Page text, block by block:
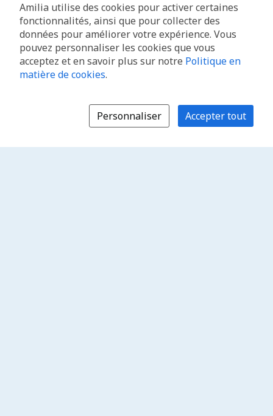
Amilia utilise des cookies pour activer certaines
fonctionnalités, ainsi que pour collecter des
données pour améliorer votre expérience. Vous
pouvez personnaliser les cookies que vous
acceptez et en savoir plus sur notre Politique en
matière de cookies.
Personnaliser Accepter tout